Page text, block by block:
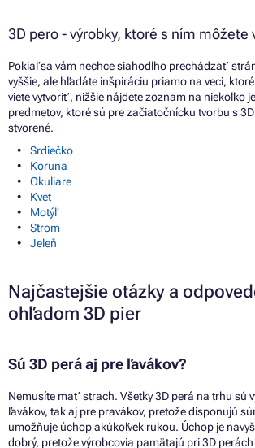
3D pero - výrobky, ktoré s ním môžete
Pokiaľ sa vám nechce siahodlho prechádzať
vyššie, ale hľadáte inšpiráciu priamo na veci,
viete vytvoriť, nižšie nájdete zoznam na niekoľko
predmetov, ktoré sú pre začiatočnícku tvorbu s
stvorené.
Srdiečko
Koruna
Okuliare
Kvet
Motýľ
Strom
Jeleň
Najčastejšie otázky a
ohľadom 3D pier
Sú 3D peráaj pre ľavákov?
Nemusíte mať strach. Všetky3D perá na trhu sú
ľavákov, takaj pre pravákov, pretože disponujú
umožňuje úchop akúkoľvek rukou. Úchop je
dobrý, pretože výrobcovia pamätajú pri3D perách